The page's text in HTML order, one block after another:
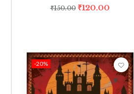
₹150.00 ₹120.00
-20%